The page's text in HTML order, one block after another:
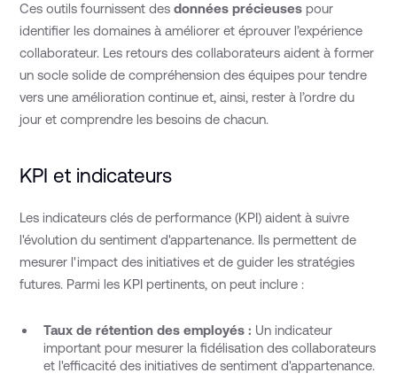
Ces outils fournissent desdonnées précieusespour
identifier les domaines à améliorer et éprouver l’expérience
collaborateur. Les retours des collaborateurs aident à former
un socle solide de compréhension des équipes pour tendre
vers une amélioration continue et, ainsi, rester à l’ordre du
jour et comprendre les besoins de chacun.
KPI et indicateurs
Les indicateurs clés de performance (KPI) aident à suivre
l'évolution du sentiment d'appartenance. Ils permettent de
mesurer l'impact des initiatives et de guider les stratégies
futures. Parmi les KPI pertinents, on peut inclure :
Taux de rétention des employés : Un indicateur
important pour mesurer la fidélisation des collaborateurs
et l'efficacité des initiatives de sentiment d'appartenance.